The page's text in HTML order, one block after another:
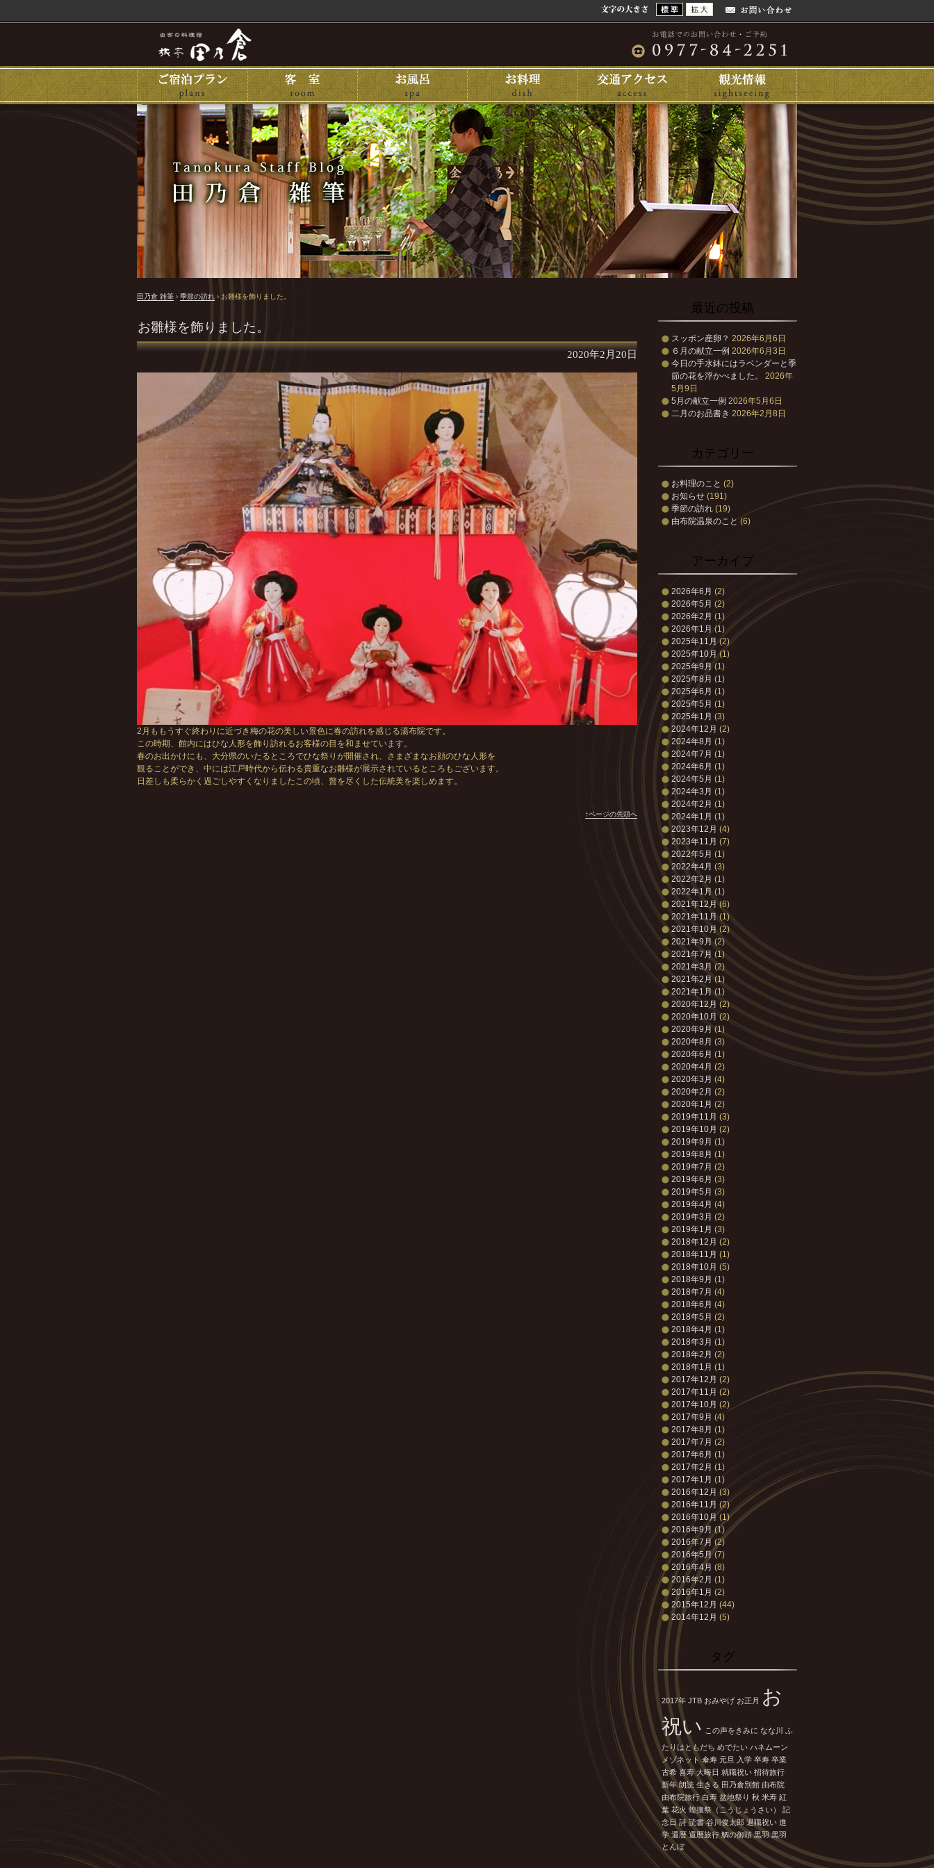
田乃倉 雑筆 › 季節の訪れ › お雛様を飾りました。
お雛様を飾りました。
2020年2月20日
2月ももうすぐ終わりに近づき梅の花の美しい景色に春の訪れを感じる湯布院です。
この時期、館内にはひな人形を飾り訪れるお客様の目を和ませています。
春のお出かけにも、大分県のいたるところでひな祭りが開催され、さまざまなお顔のひな人形を
観ることができ、中には江戸時代から伝わる貴重なお雛様が展示されているところもございます。
日差しも柔らかく過ごしやすくなりましたこの頃、贅を尽くした伝統美を楽しめます。
↑ページの先頭へ
最近の投稿
スッポン産卵？ 2026年6月6日
６月の献立一例 2026年6月3日
今日の手水鉢にはラベンダーと季
節の花を浮かべました。
2026年
5月9日
5月の献立一例 2026年5月6日
二月のお品書き 2026年2月8日
カテゴリー
お料理のこと (2)
お知らせ (191)
季節の訪れ (19)
由布院温泉のこと (6)
アーカイブ
2026年6月 (2)
2026年5月 (2)
2026年2月 (1)
2026年1月(1)
2025年11月 (2)
2025年10月 (1)
2025年9月 (1)
2025年8月 (1)
2025年6月 (1)
2025年5月 (1)
2025年1月 (3)
2024年12月 (2)
2024年8月 (1)
2024年7月 (1)
2024年6月 (1)
2024年5月 (1)
2024年3月 (1)
2024年2月 (1)
2024年1月 (1)
2023年12月 (4)
2023年11月 (7)
2022年5月 (1)
2022年4月 (3)
2022年2月 (1)
2022年1月 (1)
2021年12月 (6)
2021年11月 (1)
2021年10月 (2)
2021年9月 (2)
2021年7月 (1)
2021年3月 (2)
2021年2月 (1)
2021年1月 (1)
2020年12月 (2)
2020年10月 (2)
2020年9月 (1)
2020年8月 (3)
2020年6月 (1)
2020年4月 (2)
2020年3月 (4)
2020年2月 (2)
2020年1月 (2)
2019年11月 (3)
2019年10月 (2)
2019年9月 (1)
2019年8月 (1)
2019年7月 (2)
2019年6月 (3)
2019年5月 (3)
2019年4月 (4)
2019年3月 (2)
2019年1月 (3)
2018年12月 (2)
2018年11月 (1)
2018年10月 (5)
2018年9月 (1)
2018年7月 (4)
2018年6月 (4)
2018年5月 (2)
2018年4月 (1)
2018年3月 (1)
2018年2月 (2)
2018年1月 (1)
2017年12月 (2)
2017年11月 (2)
2017年10月 (2)
2017年9月 (4)
2017年8月 (1)
2017年7月 (2)
2017年6月 (1)
2017年2月 (1)
2017年1月 (1)
2016年12月 (3)
2016年11月 (2)
2016年10月(1)
2016年9月 (1)
2016年7月 (2)
2016年5月(7)
2016年4月 (8)
2016年2月 (1)
2016年1月 (2)
2015年12月 (44)
2014年12月 (5)
タグ
2017年 JTB おみやげ お正月 お
祝い この声をきみに なな川 ふ
たりはともだち めでたい ハネムーン
メゾネット 傘寿 元旦 入学 卒寿 卒業
古希 喜寿 大晦日 就職祝い 招待旅行
新年 朗読 生きる 田乃倉別館 由布院
由布院旅行 白寿 盆地祭り 秋 米寿 紅
葉 花火 蝗攘祭（こうじょうさい）
記
念日 詩 読書 谷川俊太郎 退職祝い 進
学 還暦 還暦旅行 鯛の御頭 黒羽 黒羽
とんぼ